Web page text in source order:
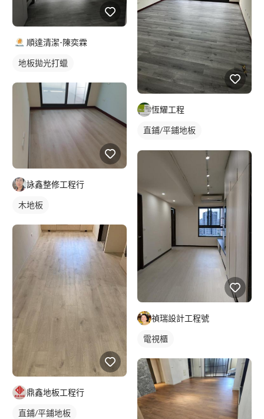
順達清潔-陳奕霖
地板拋光打蠟
詠鑫整修工程行
木地板
鼎鑫地板工程行
直鋪/平鋪地板
恆耀工程
直鋪/平鋪地板
禎瑞設計工程號
電視櫃